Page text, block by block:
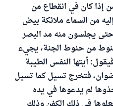
إذا كان في انقطاع من
من السماء ملائكة بيض
يجلسون منه مد البصر
من حنوط الجنة، يجيء
أيتها النفس الطيبة
فتخرج تسيل كما تسيل
لم يدعوها في يده